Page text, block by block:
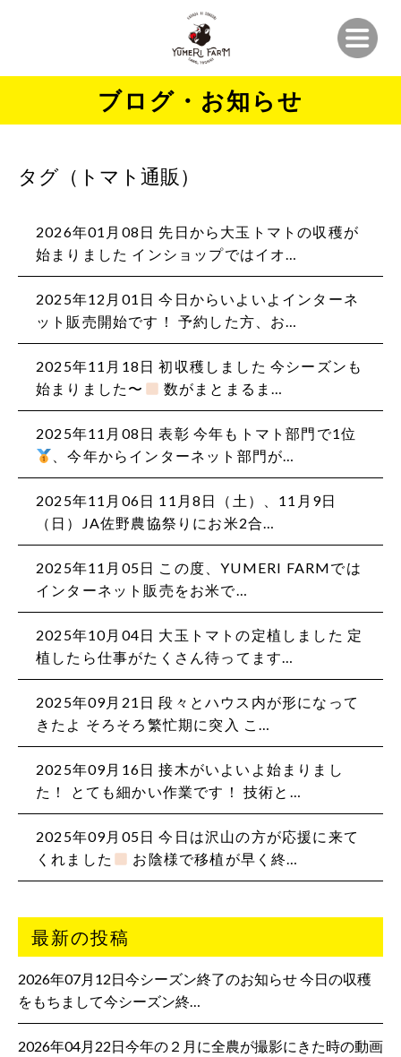
ブログ・お知らせ
タグ（トマト通販）
2026年01月08日 先日から大玉トマトの収穫が
始まりました インショップではイオ…
2025年12月01日 今日からいよいよインターネ
ット販売開始です！ 予約した方、お…
2025年11月18日 初収穫しました 今シーズンも
始まりました〜
数がまとまるま…
2025年11月08日 表彰 今年もトマト部門で1位
、今年からインターネット部門が…
2025年11月06日 11月8日（土）、11月9日
（日）JA佐野農協祭りにお米2合…
2025年11月05日 この度、YUMERI FARMでは
インターネット販売をお米で…
2025年10月04日 大玉トマトの定植しました 定
植したら仕事がたくさん待ってます…
2025年09月21日 段々とハウス内が形になって
きたよ そろそろ繁忙期に突入️ こ…
2025年09月16日 接木がいよいよ始まりまし
た！ とても細かい作業です！ 技術と…
2025年09月05日 今日は沢山の方が応援に来て
くれました
お陰様で移植が早く終…
最新の投稿
2026年07月12日今シーズン終了のお知らせ 今日の収穫
をもちまして今シーズン終…
2026年04月22日今年の２月に全農が撮影にきた時の動画